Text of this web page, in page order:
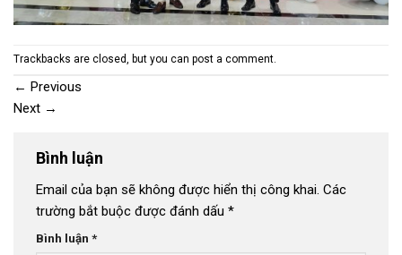
Trackbacks are closed, but you can post a comment.
← Previous
Next →
Bình luận
Email của bạn sẽ không được hiển thị công khai. Các
trường bắt buộc được đánh dấu *
Bình luận *